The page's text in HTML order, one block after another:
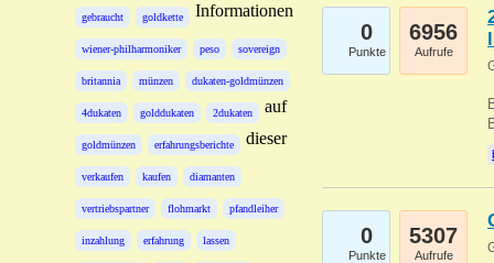
gebraucht goldkette
wiener-philharmoniker peso sovereign
britannia münzen dukaten-goldmünzen
4dukaten golddukaten 2dukaten
goldmünzen erfahrungsberichte
verkaufen kaufen diamanten
vertriebspartner flohmarkt pfandleiher
inzahlung erfahrung lassen
Informationen
auf
dieser
0
Punkte
6956
Aufrufe
0
Punkte
5307
Aufrufe